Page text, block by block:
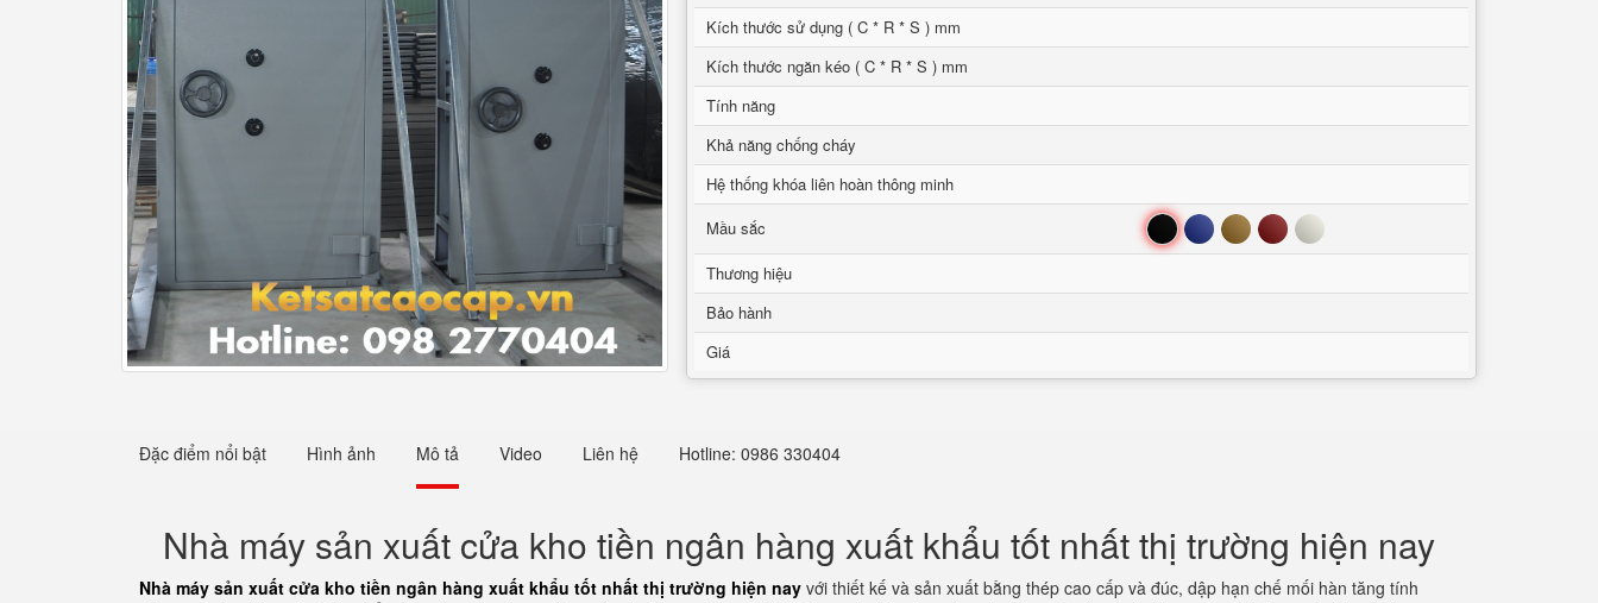
Kích thước sử dụng ( C * R * S ) mm
Kích thước ngăn kéo ( C * R * S ) mm
Tính năng
Khả năng chống cháy
Hệ thống khóa liên hoàn thông minh
Mầu sắc
Đen Xanh Nâu Đỏ Trắng
Thương hiệu
Bảo hành
Giá
Đặc điểm nổi bật Hình ảnh Mô tả Video Liên hệ Hotline: 0986 330404
Nhà máy sản xuất cửa kho tiền ngân hàng xuất khẩu tốt nhất thị trường hiện nay
Nhà máy sản xuất cửa kho tiền ngân hàng xuất khẩu tốt nhất thị trường hiện nay với thiết kế và sản xuất bằng thép cao cấp và đúc, dập hạn chế mối hàn tăng tính